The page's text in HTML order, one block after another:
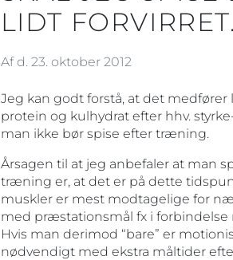
LIDT
Af d. 23. oktober 2012
Jeg kan godt forstå, at det
protein og kulhydrat efter hhv.
man ikke bør spise efter træning.
Årsagen til at jeg anbefaler at man
træning er, at det er på dette
muskler er mest modtagelige for
med præstationsmål fx i
Hvis man derimod “bare” er
nødvendigt med ekstra måltider